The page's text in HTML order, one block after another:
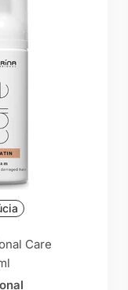
Care